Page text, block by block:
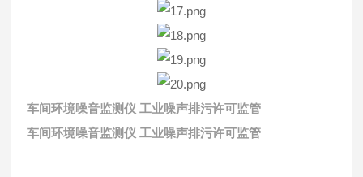
车间环境噪音监测仪 工业噪声排污许可监管
车间环境噪音监测仪 工业噪声排污许可监管